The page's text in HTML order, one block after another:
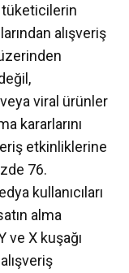
tüketicilerin
alışveriş
viral ürünler
kararlarını
etkinliklerine
76.
kullanıcıları
alma
ve X kuşağı